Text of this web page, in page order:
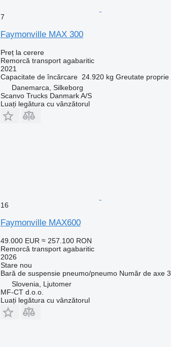
7
Faymonville MAX 300
Preț la cerere
Remorcă transport agabaritic
2021
Capacitate de încărcare 24.920 kg Greutate proprie
Danemarca, Silkeborg
Scanvo Trucks Danmark A/S
Luați legătura cu vânzătorul
16
Faymonville MAX600
49.000 EUR ≈ 257.100 RON
Remorcă transport agabaritic
2026
Starenou
Bară de suspensie pneumo/pneumo Număr de axe 3
Slovenia, Ljutomer
MF-CT d.o.o.
Luați legătura cu vânzătorul